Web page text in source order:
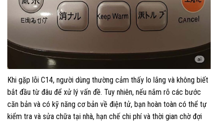
Khi gặp lỗi C14, người dùng thường cảm thấy lo lắng và không biết
bắt đầu từ đâu để xử lý vấn đề. Tuy nhiên, nếu nắm rõ các bước
căn bản và có kỹ năng cơ bản về điện tử, bạn hoàn toàn có thể tự
kiểm tra và sửa chữa tại nhà, hạn chế chi phí và thời gian chờ đợi